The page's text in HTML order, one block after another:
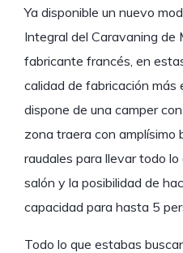
Ya disponible un nuevo
Integral del Caravaning
fabricante francés, en
calidad de fabricación más
dispone de una camper
zona traera con amplísimo
raudales para llevar todo
salón y la posibilidad de
capacidad para hasta 5
Todo lo que estabas